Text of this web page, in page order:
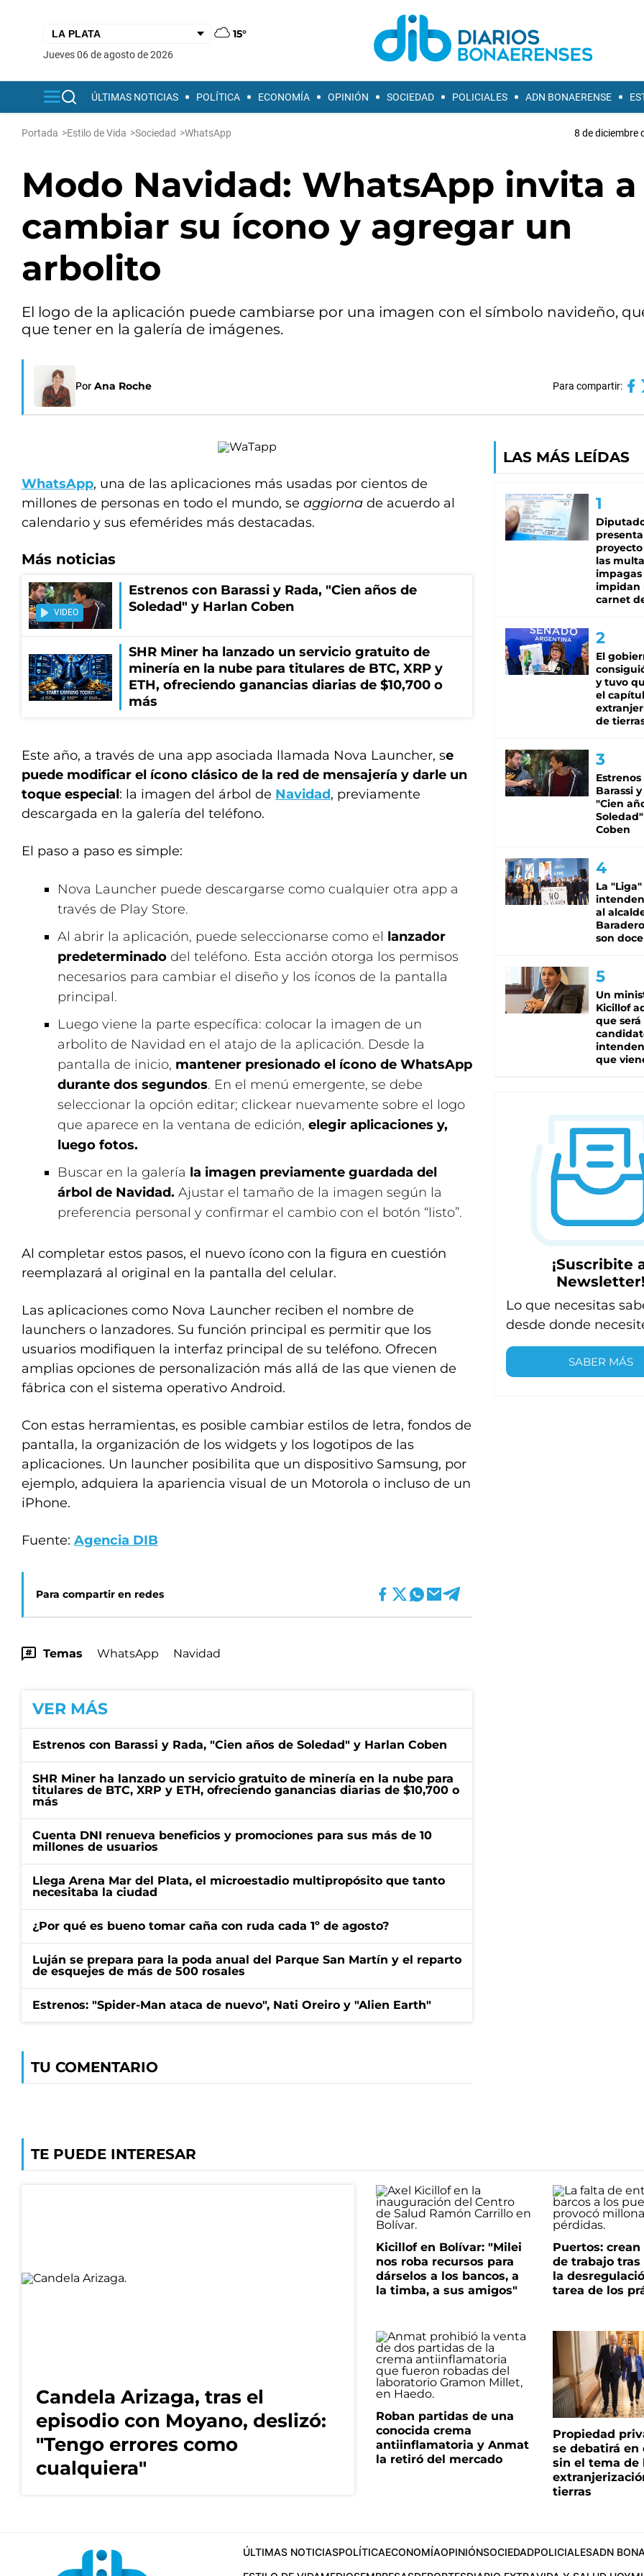
15°
jueves 06 de agosto de 2026
ÚLTIMAS NOTICIAS POLÍTICA ECONOMÍA OPINIÓN SOCIEDAD POLICIALES ADN BONAERENSE
Portada >Estilo de Vida >Sociedad >WhatsApp 8 de diciembre
Modo Navidad: WhatsApp invita a
cambiar su ícono y agregar un
arbolito
El logo de la aplicación puede cambiarse por una imagen con el símbolo navideño,
que tener en la galería de imágenes.
Por Ana Roche Para compartir:
WhatsApp, una de las aplicaciones más usadas por cientos de
millones de personas en todo el mundo, se aggiorna de acuerdo al
calendario y sus efemérides más destacadas.
Más noticias
VIDEO
Estrenos con Barassi y Rada, "Cien años de
Soledad" y Harlan Coben
SHR Miner ha lanzado un servicio gratuito de
minería en la nube para titulares de BTC, XRP y
ETH, ofreciendo ganancias diarias de $10,700 o
más
Este año, a través de una app asociada llamada Nova Launcher, se
puede modificar el ícono clásico de la red de mensajería y darle un
toque especial: la imagen del árbol de Navidad, previamente
descargada en la galería del teléfono.
El paso a paso es simple:
Nova Launcher puede descargarse como cualquier otra app a
través de Play Store.
Al abrir la aplicación, puede seleccionarse como el lanzador
predeterminado del teléfono. Esta acción otorga los permisos
necesarios para cambiar el diseño y los íconos de la pantalla
principal.
Luego viene la parte específica: colocar la imagen de un
arbolito de Navidad en el atajo de la aplicación. Desde la
pantalla de inicio, mantener presionado el ícono de WhatsApp
durante dos segundos. En el menú emergente, se debe
seleccionar la opción editar; clickear nuevamente sobre el logo
que aparece en la ventana de edición, elegir aplicaciones y,
luego fotos.
Buscar en la galería la imagen previamente guardada del
árbol de Navidad. Ajustar el tamaño de la imagen según la
preferencia personal y confirmar el cambio con el botón “listo”.
Al completar estos pasos, el nuevo ícono con la figura en cuestión
reemplazará al original en la pantalla del celular.
Las aplicaciones como Nova Launcher reciben el nombre de
launchers o lanzadores. Su función principal es permitir que los
usuarios modifiquen la interfaz principal de su teléfono. Ofrecen
amplias opciones de personalización más allá de las que vienen de
fábrica con el sistema operativo Android.
Con estas herramientas, es posible cambiar estilos de letra, fondos de
pantalla, la organización de los widgets y los logotipos de las
aplicaciones. Un launcher posibilita que un dispositivo Samsung, por
ejemplo, adquiera la apariencia visual de un Motorola o incluso de un
iPhone.
Fuente: Agencia DIB
Para compartir en redes
Temas WhatsApp Navidad
VER MÁS
Estrenos con Barassi y Rada, "Cien años de Soledad" y Harlan Coben
SHR Miner ha lanzado un servicio gratuito de minería en la nube para
titulares de BTC, XRP y ETH, ofreciendo ganancias diarias de $10,700 o
más
Cuenta DNI renueva beneficios y promociones para sus más de 10
millones de usuarios
Llega Arena Mar del Plata, el microestadio multipropósito que tanto
necesitaba la ciudad
¿Por qué es bueno tomar caña con ruda cada 1º de agosto?
Luján se prepara para la poda anual del Parque San Martín y el reparto
de esquejes de más de 500 rosales
Estrenos: "Spider-Man ataca de nuevo", Nati Oreiro y "Alien Earth"
TU COMENTARIO
LAS MÁS LEÍDAS
las
impagas
impidan
carnet
El
y tuvo
el
de
Estrenos
Barassi
"Cien
Coben
La
al
son doce
Un
Kicillof
que será
que
¡Suscribite
Newsletter!
Lo que necesitas
desde donde
SABER MÁS
TE PUEDE INTERESAR
Candela Arizaga, tras el
episodio con Moyano, deslizó:
"Tengo errores como
cualquiera"
Kicillof en Bolívar: "Milei
nos roba recursos para
dárselos a los bancos, a
la timba, a sus amigos"
Puertos:
de trabajo tras
la
tarea de los
Roban partidas de una
conocida crema
antiinflamatoria y Anmat
la retiró del mercado
Propiedad
se debatirá en
sin el tema de
tierras
ÚLTIMAS NOTICIASPOLÍTICAECONOMÍAOPINIÓNSOCIEDADPOLICIALESADN